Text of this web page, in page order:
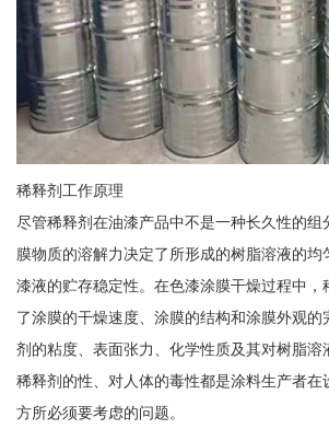
稀释剂工作原理
尽管稀释剂在油漆产品中不是一种长久性的组
膜物质的溶解力决定了所形成的树脂溶液的均
漆液的贮存稳定性。在色漆涂膜干燥过程中，
了涂膜的干燥速度、涂膜的结构和涂膜外观的
剂的粘度、表面张力、化学性质及其对树脂溶
稀释剂的性、对人体的毒性都是涂料生产者在
方所必须要考虑的问题。